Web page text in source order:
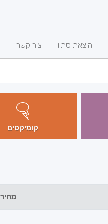
הוצאת סתיו צור קשר
קומיקסים
מחיר